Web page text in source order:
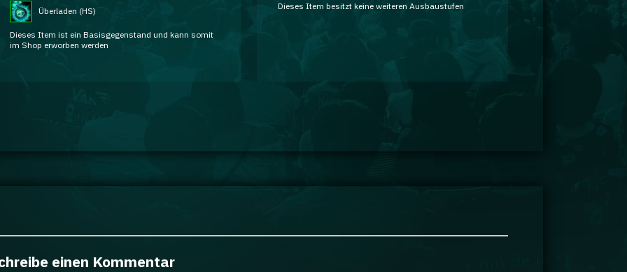
Überladen (HS)
Dieses Item ist ein Basisgegenstand und kann somit
im Shop erworben werden
Dieses Item besitzt keine weiteren Ausbaustufen
einen Kommentar